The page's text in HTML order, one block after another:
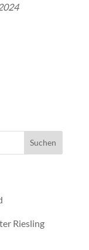
Riesling